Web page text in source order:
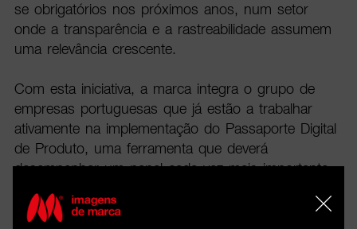
se obrigatórios nos próximos anos, num setor
onde a transparência e a rastreabilidade assumem
uma relevância crescente.
Com esta iniciativa, a marca integra o grupo de
empresas portuguesas que já estão a trabalhar
ativamente na implementação do Passaporte Digital
de Produto, uma ferramenta que deverá
desempenhar um papel cada vez mais importante